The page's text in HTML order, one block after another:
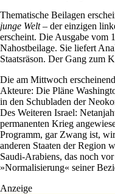
Thematische Beilagen
junge Welt– der einzigen
erscheint. Die Ausgabe vom
Nahostbeilage. Sie liefert
Staatsräson. Der Gang zum
Die am Mittwoch
Akteure: Die Pläne
in den Schubladen der
Des Weiteren Israel:
permanenten Krieg
Programm, gar Zwang ist,
anderen Staaten der Region
Saudi-Arabiens, das noch
»Normalisierung« seiner
Anzeige